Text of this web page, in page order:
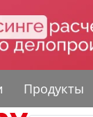
Продукты